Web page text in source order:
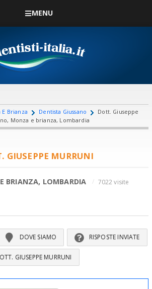
MENU
Brianza Dentista Giussano
Dott. Giuseppe
Monza e brianza, Lombardia
GIUSEPPE MURRUNI
BRIANZA, LOMBARDIA 7022 visite
DOVE SIAMO RISPOSTE INVIATE
GIUSEPPE MURRUNI